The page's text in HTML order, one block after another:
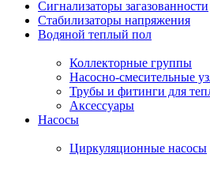
Сигнализаторы загазованности
Стабилизаторы напряжения
Водяной теплый пол
Коллекторные группы
Насосно-смесительные
Трубы и фитинги для
Аксессуары
Насосы
Циркуляционные насосы